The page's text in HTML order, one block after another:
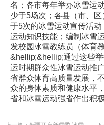
名；各市每年举办冰雪运
少于5场次；各县（市、
于5次的冰雪运动宣传活
运动知识技能；编制冰雪
发校园冰雪教练员（体育
&hellip;&hellip;通过这些
运时期群众性冰雪运动推
省群众体育高质量发展，
众的身体素质和健康水平
省和冰雪运动强省作出积极